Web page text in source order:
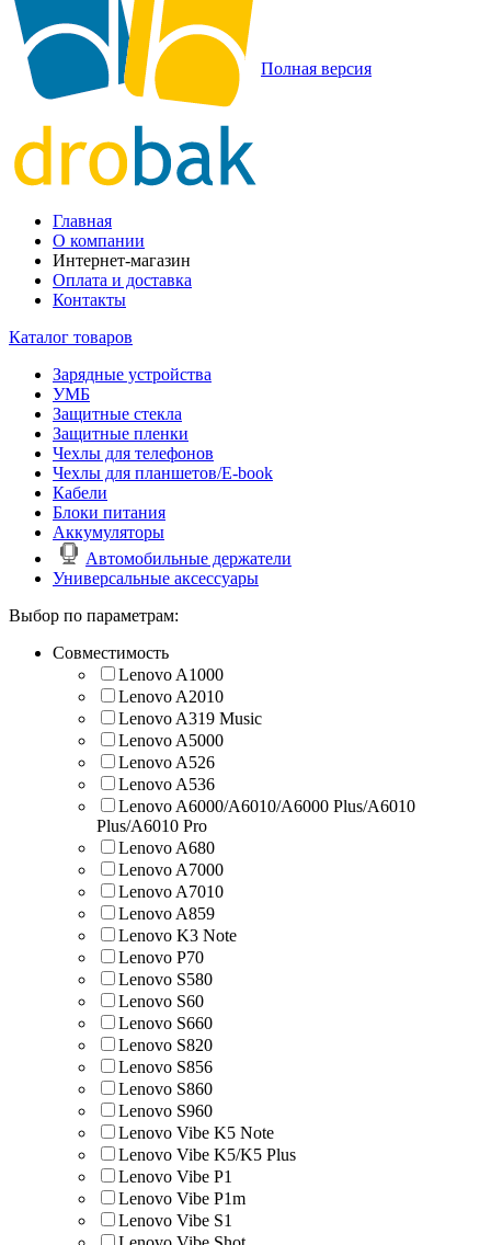
Полная версия
Главная
О компании
Интернет-магазин
Оплата и доставка
Контакты
Каталог товаров
Зарядные устройства
УМБ
Защитные стекла
Защитные пленки
Чехлы для телефонов
Чехлы для планшетов/E-book
Кабели
Блоки питания
Аккумуляторы
Автомобильные держатели
Универсальные аксессуары
Выбор по параметрам:
Совместимость
Lenovo A1000
Lenovo A2010
Lenovo A319 Music
Lenovo A5000
Lenovo A526
Lenovo A536
Lenovo A6000/A6010/A6000 Plus/A6010
Plus/A6010 Pro
Lenovo A680
Lenovo A7000
Lenovo A7010
Lenovo A859
Lenovo K3 Note
Lenovo P70
Lenovo S580
Lenovo S60
Lenovo S660
Lenovo S820
Lenovo S856
Lenovo S860
Lenovo S960
Lenovo Vibe K5 Note
Lenovo Vibe K5/K5 Plus
Lenovo Vibe P1
Lenovo Vibe P1m
Lenovo Vibe S1